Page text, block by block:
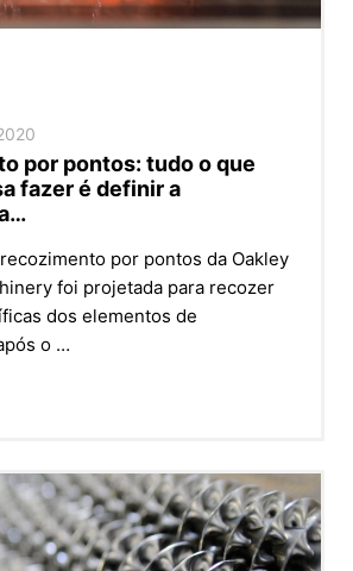
por pontos: tudo o que
fazer é definir a
por pontos da Oakley
foi projetada para recozer
dos elementos de
o …